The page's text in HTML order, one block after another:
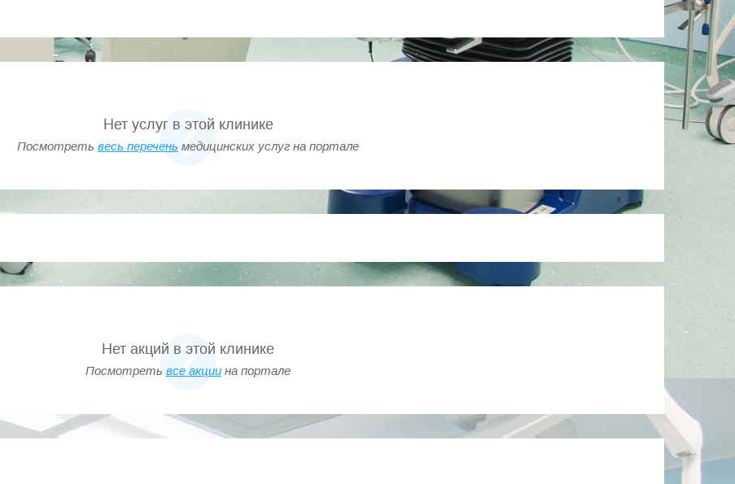
Нет услуг в этой клинике
Посмотреть весь перечень медицинских услуг на портале
Нет акций в этой клинике
Посмотреть все акции на портале